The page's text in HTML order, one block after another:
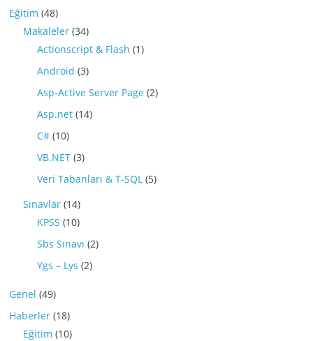
Eğitim (48)
Makaleler (34)
Actionscript & Flash (1)
Android (3)
Asp-Active Server Page (2)
Asp.net (14)
C# (10)
VB.NET (3)
Veri Tabanları & T-SQL (5)
Sınavlar (14)
KPSS (10)
Sbs Sınavı (2)
Ygs – Lys (2)
Genel (49)
Haberler (18)
Eğitim (10)